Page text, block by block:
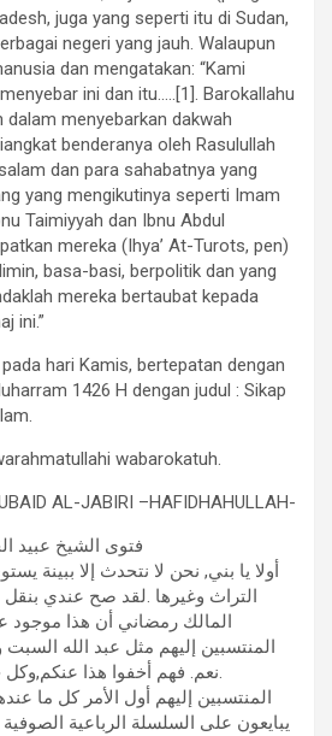
juga yang seperti itu di Sudan,
negeri yang jauh. Walaupun
dan mengatakan: “Kami
ini dan itu…..[1]. Barokallahu
dalam menyebarkan dakwah
benderanya oleh Rasulullah
dan para sahabatnya yang
yang mengikutinya seperti Imam
Taimiyyah dan Ibnu Abdul
mereka (Ihya’ At-Turots, pen)
basa-basi, berpolitik dan yang
mereka bertaubat kepada
ini.”
hari Kamis, bertepatan dengan
1426 H dengan judul : Sikap
wabarokatuh.
AL-JABIRI –HAFIDHAHULLAH-
فتوى الشيخ عبيد
التراث وغيرها .لقد صح عندي بنقل
المالك رمضاني أن هذا موجود
المنتسبين إليهم مثل عبد الله
.نعم. فهم أخفوا هذا
المنتسبين إليهم أول الأمر كل ما
يبايعون على السلسلة الرباعية